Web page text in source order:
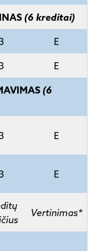
(6 kreditai)
3 E
3 E
(6
3 E
3 E
Vertinimas*